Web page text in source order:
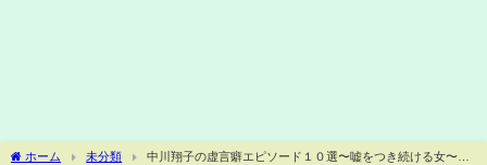
ホーム 未分類
中川翔子の虚言癖エピソード１０選〜嘘をつき続ける女〜